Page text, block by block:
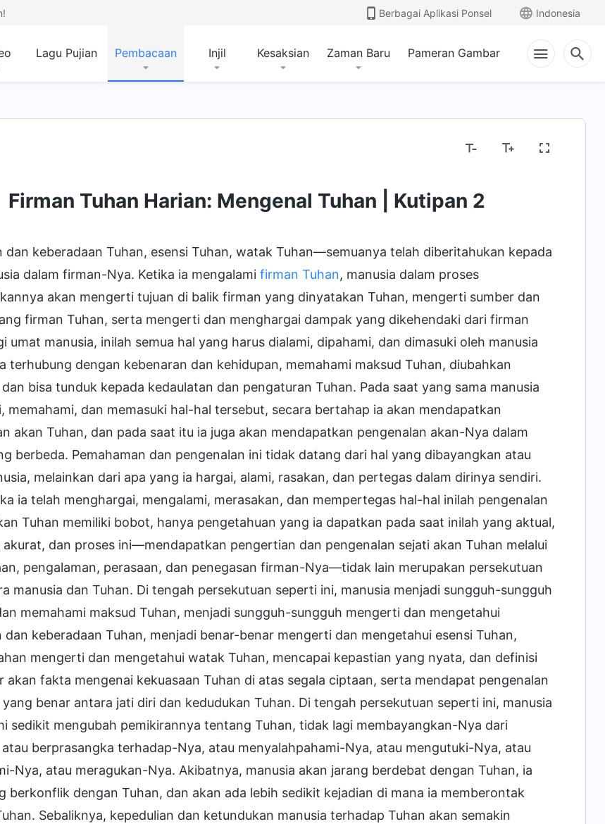
Berbagai Aplikasi Ponsel Indonesia
Lagu Pujian Pembacaan Injil Kesaksian Zaman Baru Pameran Gambar
Firman Tuhan Harian: Mengenal Tuhan | Kutipan 2
dan keberadaan Tuhan, esensi Tuhan, watak Tuhan—semuanya telah diberitahukan kepada
dalam firman-Nya. Ketika ia mengalami firman Tuhan, manusia dalam proses
akan mengerti tujuan di balik firman yang dinyatakan Tuhan, mengerti sumber dan
firman Tuhan, serta mengerti dan menghargai dampak yang dikehendaki dari firman
umat manusia, inilah semua hal yang harus dialami, dipahami, dan dimasuki oleh manusia
terhubung dengan kebenaran dan kehidupan, memahami maksud Tuhan, diubahkan
bisa tunduk kepada kedaulatan dan pengaturan Tuhan. Pada saat yang sama manusia
memahami, dan memasuki hal-hal tersebut, secara bertahap ia akan mendapatkan
akan Tuhan, dan pada saat itu ia juga akan mendapatkan pengenalan akan-Nya dalam
berbeda. Pemahaman dan pengenalan ini tidak datang dari hal yang dibayangkan atau
melainkan dari apa yang ia hargai, alami, rasakan, dan pertegas dalam dirinya sendiri.
ia telah menghargai, mengalami, merasakan, dan mempertegas hal-hal inilah pengenalan
Tuhan memiliki bobot, hanya pengetahuan yang ia dapatkan pada saat inilah yang aktual,
akurat, dan proses ini—mendapatkan pengertian dan pengenalan sejati akan Tuhan melalui
pengalaman, perasaan, dan penegasan firman-Nya—tidak lain merupakan persekutuan
manusia dan Tuhan. Di tengah persekutuan seperti ini, manusia menjadi sungguh-sungguh
memahami maksud Tuhan, menjadi sungguh-sungguh mengerti dan mengetahui
dan keberadaan Tuhan, menjadi benar-benar mengerti dan mengetahui esensi Tuhan,
mengerti dan mengetahui watak Tuhan, mencapai kepastian yang nyata, dan definisi
akan fakta mengenai kekuasaan Tuhan di atas segala ciptaan, serta mendapat pengenalan
benar antara jati diri dan kedudukan Tuhan. Di tengah persekutuan seperti ini, manusia
sedikit mengubah pemikirannya tentang Tuhan, tidak lagi membayangkan-Nya dari
berprasangka terhadap-Nya, atau menyalahpahami-Nya, atau mengutuki-Nya, atau
Nya, atau meragukan-Nya. Akibatnya, manusia akan jarang berdebat dengan Tuhan, ia
berkonflik dengan Tuhan, dan akan ada lebih sedikit kejadian di mana ia memberontak
Sebaliknya, kepedulian dan ketundukan manusia terhadap Tuhan akan semakin